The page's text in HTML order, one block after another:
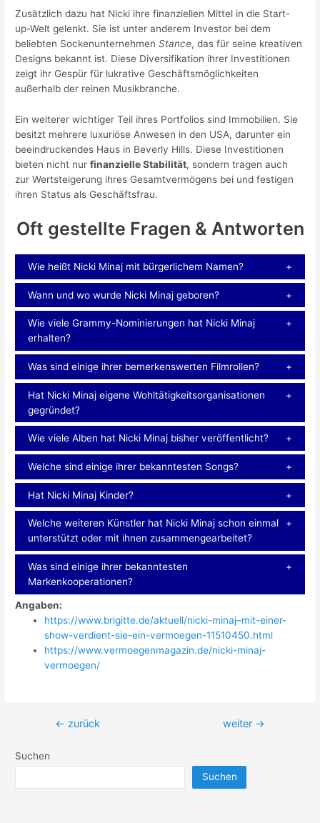
Zusätzlich dazu hat Nicki ihre finanziellen Mittel in die Start-
up-Welt gelenkt. Sie ist unter anderem Investor bei dem
beliebten SockenunternehmenStance, das für seine kreativen
Designs bekannt ist. Diese Diversifikation ihrer Investitionen
zeigt ihr Gespür für lukrative Geschäftsmöglichkeiten
außerhalb der reinen Musikbranche.
Ein weiterer wichtiger Teil ihres Portfolios sind Immobilien. Sie
besitzt mehrere luxuriöse Anwesen in den USA, darunter ein
beeindruckendes Haus in Beverly Hills. Diese Investitionen
bieten nicht nurfinanzielle Stabilität, sondern tragen auch
zur Wertsteigerung ihres Gesamtvermögens bei und festigen
ihren Status als Geschäftsfrau.
Oft gestellte Fragen & Antworten
Wie heißt Nicki Minaj mit bürgerlichem Namen?
Wann und wo wurde Nicki Minaj geboren?
Wie viele Grammy-Nominierungen hat Nicki Minaj
erhalten?
Was sind einige ihrer bemerkenswerten Filmrollen?
Hat Nicki Minaj eigene Wohltätigkeitsorganisationen
gegründet?
Wie viele Alben hat Nicki Minaj bisher veröffentlicht?
Welche sind einige ihrer bekanntesten Songs?
Hat Nicki Minaj Kinder?
Welche weiteren Künstler hat Nicki Minaj schon einmal
unterstützt oder mit ihnen zusammengearbeitet?
Was sind einige ihrer bekanntesten
Markenkooperationen?
Angaben:
https://www.brigitte.de/aktuell/nicki-minaj–mit-einer-
show-verdient-sie-ein-vermoegen-11510450.html
https://www.vermoegenmagazin.de/nicki-minaj-
vermoegen/
Beitragsnavigation
← zurück weiter →
Suchen
Suchen